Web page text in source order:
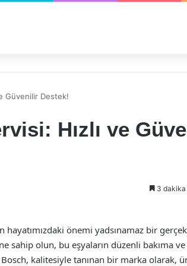
Güvenilir Destek!
Hızlı ve
3 dakika
önemi yadsınamaz bir
olun, bu eşyaların düzenli bakıma ve
kalitesiyle tanınan bir marka olarak,